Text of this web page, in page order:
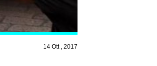
14 Ott , 2017